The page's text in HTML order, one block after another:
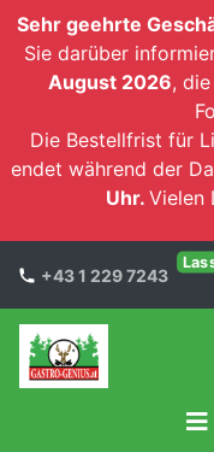
Sehr geehrte
Sie darüber
August 2026,
Die Bestellfrist für
endet während der
Uhr. Vielen
+43 1 229 7243